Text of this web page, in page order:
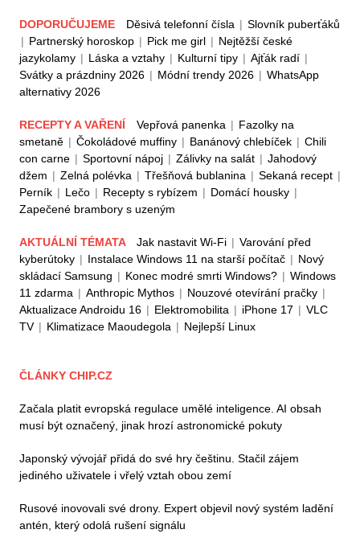
DOPORUČUJEME Děsivá telefonní čísla | Slovník puberťáků
| Partnerský horoskop | Pick me girl | Nejtěžší české
jazykolamy | Láska a vztahy | Kulturní tipy | Ajťák radí |
Svátky a prázdniny 2026 | Módní trendy 2026 | WhatsApp
alternativy 2026
RECEPTY A VAŘENÍ Vepřová panenka | Fazolky na
smetaně | Čokoládové muffiny | Banánový chlebíček | Chili
con carne | Sportovní nápoj | Zálivky na salát | Jahodový
džem | Zelná polévka | Třešňová bublanina | Sekaná recept |
Perník | Lečo | Recepty s rybízem | Domácí housky |
Zapečené brambory s uzeným
AKTUÁLNÍ TÉMATA Jak nastavit Wi-Fi | Varování před
kyberútoky | Instalace Windows 11 na starší počítač | Nový
skládací Samsung | Konec modré smrti Windows? | Windows
11 zdarma | Anthropic Mythos | Nouzové otevírání pračky |
Aktualizace Androidu 16 | Elektromobilita | iPhone 17 | VLC
TV | Klimatizace Maoudegola | Nejlepší Linux
ČLÁNKY CHIP.CZ
Začala platit evropská regulace umělé inteligence. AI obsah
musí být označený, jinak hrozí astronomické pokuty
Japonský vývojář přidá do své hry češtinu. Stačil zájem
jediného uživatele i vřelý vztah obou zemí
Rusové inovovali své drony. Expert objevil nový systém ladění
antén, který odolá rušení signálu